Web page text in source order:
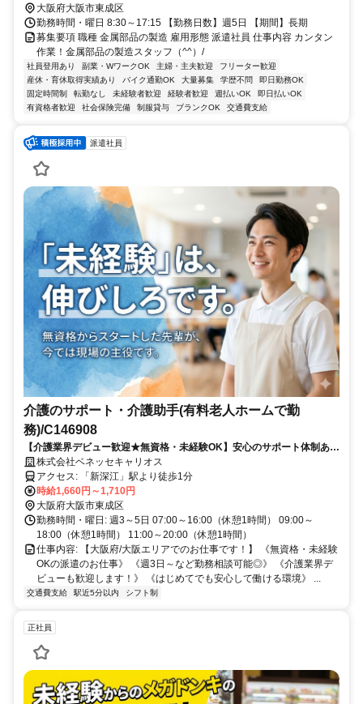
大阪府大阪市東成区
勤務時間・曜日 8:30～17:15 【勤務日数】週5日 【期間】長期
募集要項 職種 金属部品の製造 雇用形態 派遣社員 仕事内容 カンタン
作業！金属部品の製造スタッフ（^^）/
社員登用あり 副業・WワークOK 主婦・主夫歓迎
フリーター歓迎
産休・育休取得実績あり
バイク通勤OK 大量募集 学歴不問
即日勤務OK
固定時間制
転勤なし 未経験者歓迎 経験者歓迎 週払いOK
即日払いOK
有資格者歓迎
社会保険完備 制服貸与 ブランクOK 交通費支給
派遣社員
介護のサポート・介護助手(有料老人ホームで勤
務)/C146908
【介護業界デビュー歓迎★無資格・未経験OK】安心のサポート体制あり
★週3日～など勤務相談可！≪派遣介護職のお仕事≫
株式会社ベネッセキャリオス
アクセス: 「新深江」駅より徒歩1分
時給1,660円～1,710円
大阪府大阪市東成区
勤務時間・曜日: 週3～5日 07:00～16:00（休憩1時間） 09:00～
18:00（休憩1時間） 11:00～20:00（休憩1時間）
仕事内容: 【大阪府/大阪エリアでのお仕事です！】 《無資格・未経験
OKの派遣のお仕事》 《週3日～など勤務相談可能◎》 《介護業界デ
ビューも歓迎します！》 《はじめてでも安心して働ける環境》 ...
交通費支給 駅近5分以内 シフト制
正社員